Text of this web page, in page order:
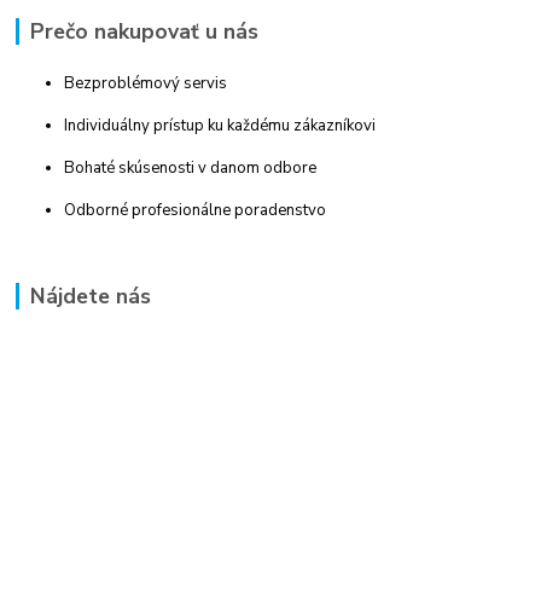
Prečo nakupovať u nás
Bezproblémový servis
Individuálny prístup ku každému zákazníkovi
Bohaté skúsenosti v danom odbore
Odborné profesionálne poradenstvo
Nájdete nás